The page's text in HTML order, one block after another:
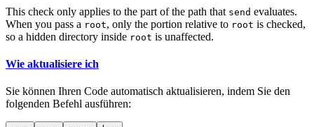
This check only applies to the part of the path that send evaluates.
When you pass a root, only the portion relative to root is checked,
so a hidden directory inside root is unaffected.
Wie aktualisiere ich
Sie können Ihren Code automatisch aktualisieren, indem Sie den
folgenden Befehl ausführen: